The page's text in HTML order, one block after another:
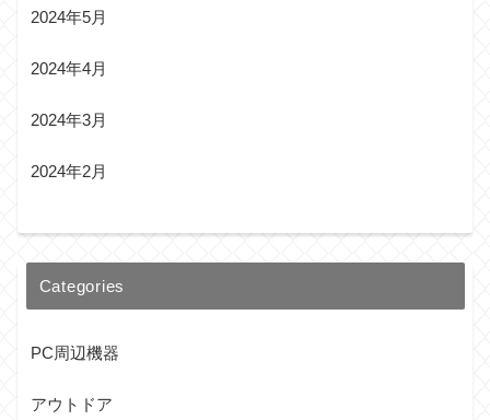
2024年5月
2024年4月
2024年3月
2024年2月
Categories
PC周辺機器
アウトドア